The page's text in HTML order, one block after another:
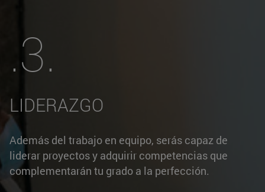
.3.
LIDERAZGO
Además del trabajo en equipo, serás capaz de
liderar proyectos y adquirir competencias que
complementarán tu grado a la perfección.